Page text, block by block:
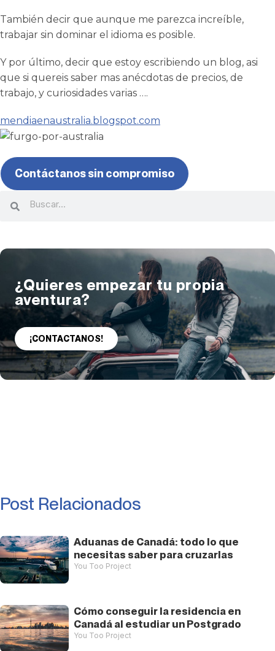
También decir que aunque me parezca increíble,
trabajar sin dominar el idioma es posible.
Y por último, decir que estoy escribiendo un blog, asi
que si quereis saber mas anécdotas de precios, de
trabajo, y curiosidades varias ….
mendiaenaustralia.blogspot.com
Contáctanos sin compromiso
¿Quieres empezar tu propia
aventura?
¡CONTACTANOS!
Post Relacionados
Aduanas de Canadá: todo lo que
necesitas saber para cruzarlas
You Too Project
Cómo conseguir la residencia en
Canadá al estudiar un Postgrado
You Too Project